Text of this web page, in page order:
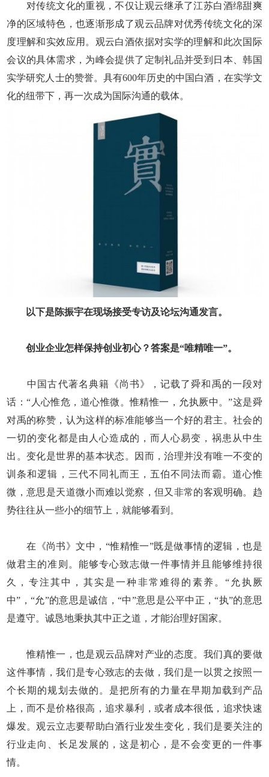
对传统文化的重视，不仅让观云继承了江苏白酒绵甜爽
净的区域特色，也逐渐形成了观云品牌对优秀传统文化的深
度理解和实效应用。观云白酒依据对实学的理解和此次国际
会议的具体需求，为峰会提供了定制礼品并受到日本、韩国
实学研究人士的赞誉。具有600年历史的中国白酒，在实学文
化的纽带下，再一次成为国际沟通的载体。
以下是陈振宇在现场接受专访及论坛沟通发言。
创业企业怎样保持创业初心？答案是“唯精唯一”。
中国古代著名典籍《尚书》，记载了舜和禹的一段对
话：“人心惟危，道心惟微。惟精惟一，允执厥中。”这是舜
对禹的称赞，认为这样的标准能够当一个好的君主。社会的
一切的变化都是由人心造成的，而人心易变，祸患从中生
出。变化是世界的基本状态。因而，治理并没有唯一不变的
训条和逻辑，三代不同礼而王，五伯不同法而霸。道心惟
微，意思是天道微小而难以觉察，但又非常的客观明确。趋
势往往从一些小的细节上，就能够看到。
在《尚书》文中，“惟精惟一”既是做事情的逻辑，也是
做君主的准则。能够专心致志做一件事情并且能够维持很
久，专注其中，其实是一种非常难得的素养。“允执厥
中”，“允”的意思是诚信，“中”意思是公平中正，“执”的意思
是遵守。诚恳地秉执其中正之道，才能治理好国家。
惟精惟一，也是观云品牌对产业的态度。我们真的要做
这件事情，我们是专心致志的去做，我们是一以贯之按照一
个长期的规划去做的。是把所有的力量在早期加载到产品
上，而不是价格很高，追求暴利，或者成本很低，追求快速
爆发。观云立志要帮助白酒行业发生变化，我们是要关注的
行业走向、长足发展的，这是初心，是不会变更的一件事
情。